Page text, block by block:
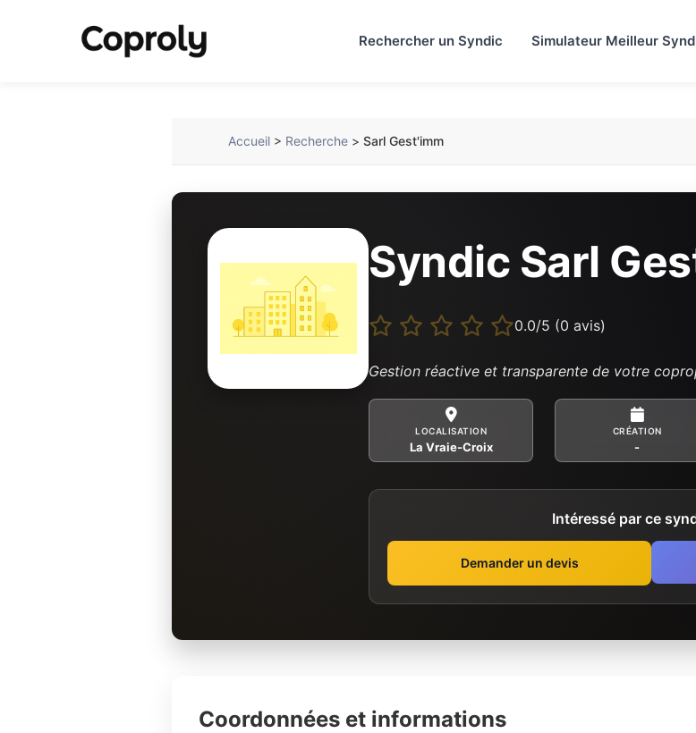
Rechercher un Syndic Simulateur Meilleur
Accueil > Recherche > Sarl Gest'imm
Syndic Sarl
0.0/5 (0 avis)
Gestion réactive et transparente de votre
LOCALISATION
La Vraie-Croix
CRÉATION
-
Intéressé par ce
Demander un devis
Coordonnées et informations